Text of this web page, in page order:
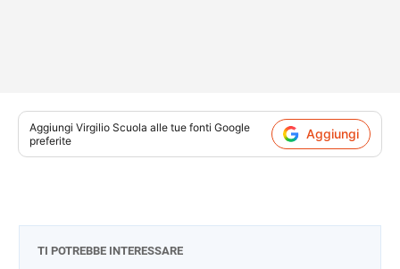
Aggiungi Virgilio Scuola alle tue fonti Google
preferite
Aggiungi
TI POTREBBE INTERESSARE